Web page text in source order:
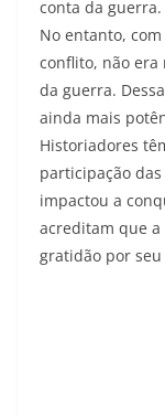
conta da guerra.
No entanto,
conflito, não era
da guerra.
ainda mais
Historiadores
participação
impactou a
acreditam que a
gratidão por